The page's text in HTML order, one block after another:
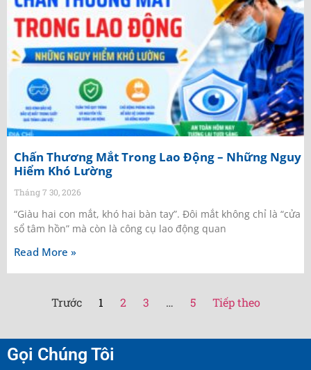
Chấn Thương Mắt Trong Lao Động – Những Nguy
Hiểm Khó Lường
Tháng 7 30, 2026
“Giàu hai con mắt, khó hai bàn tay”. Đôi mắt không chỉ là “cửa
sổ tâm hồn” mà còn là công cụ lao động quan
Read More »
Trước 1 2 3 … 5 Tiếp theo
Gọi Chúng Tôi